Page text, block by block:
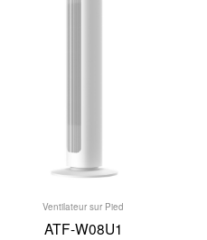
Ventilateur sur Pied
ATF-W08U1